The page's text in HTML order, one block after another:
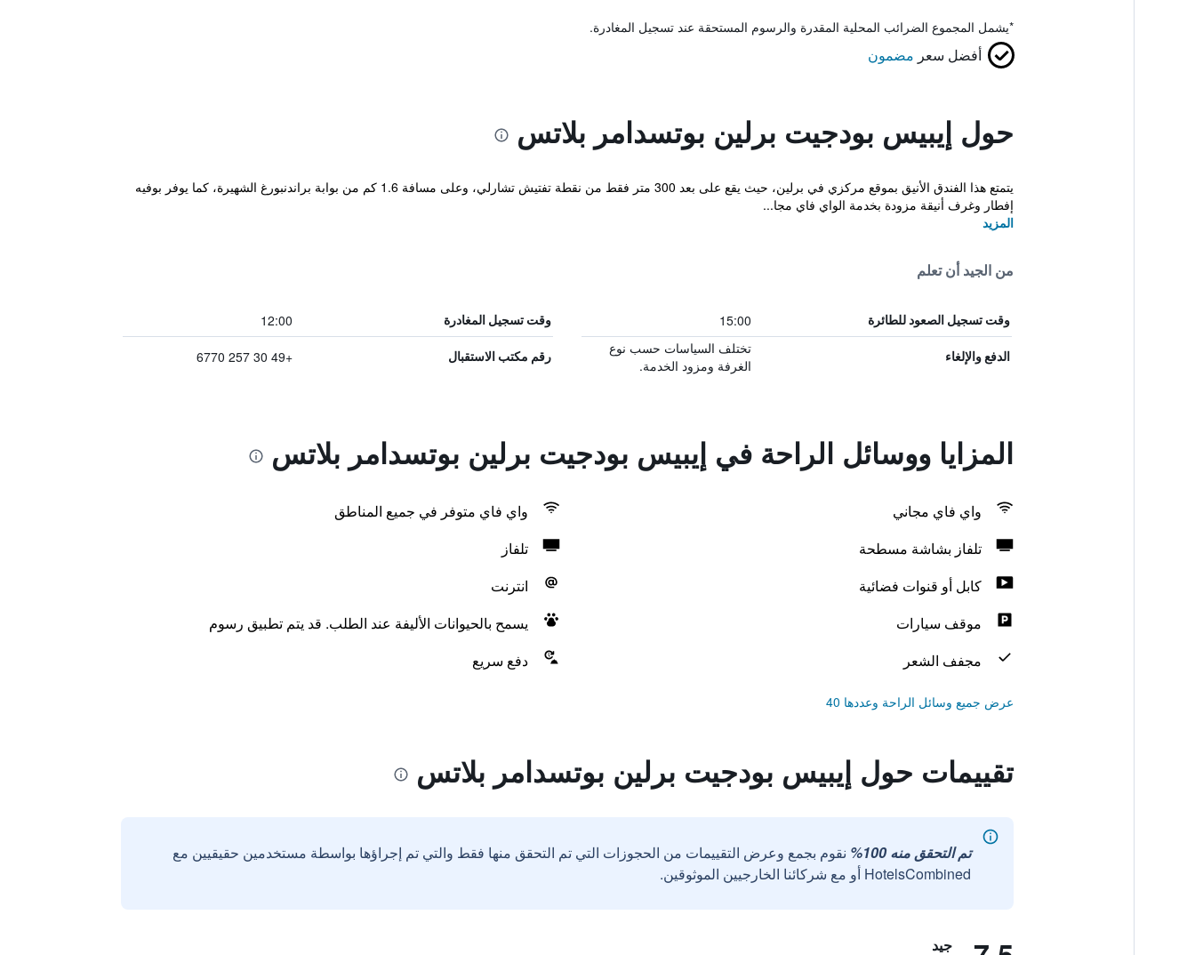
*يشمل المجموع الضرائب المحلية المقدرة والرسوم المستحقة عند تسجيل المغادرة.
أفضل سعر مضمون
حول إيبيس بودجيت برلين بوتسدامر بلاتس
يتمتع هذا الفندق الأنيق بموقع مركزي في برلين، حيث يقع على بعد 300 متر فقط من نقطة تفتيش تشارلي، وعلى مسافة 1.6 كم من بوابة براندنبورغ الشهيرة، كما يوفر بوفيه
إفطار وغرف أنيقة مزودة بخدمة الواي فاي مجا...
المزيد
من الجيد أن تعلم
وقت تسجيل الصعود للطائرة 15:00 وقت تسجيل المغادرة 12:00
الدفع والإلغاء
تختلف السياسات حسب نوع
الغرفة ومزود الخدمة.
رقم مكتب الاستقبال +49 30 257 6770
المزايا ووسائل الراحة في إيبيس بودجيت برلين بوتسدامر بلاتس
واي فاي مجاني
واي فاي متوفر في جميع المناطق
تلفاز بشاشة مسطحة
تلفاز
كابل أو قنوات فضائية
انترنت
موقف سيارات
يسمح بالحيوانات الأليفة عند الطلب. قد يتم تطبيق رسوم
مجفف الشعر
دفع سريع
عرض جميع وسائل الراحة وعددها 40
تقييمات حول إيبيس بودجيت برلين بوتسدامر بلاتس
تم التحقق منه 100%
نقوم بجمع وعرض التقييمات من الحجوزات التي تم التحقق منها فقط والتي تم إجراؤها بواسطة مستخدمين حقيقيين مع
HotelsCombined أو مع شركائنا الخارجيين الموثوقين.
جيد